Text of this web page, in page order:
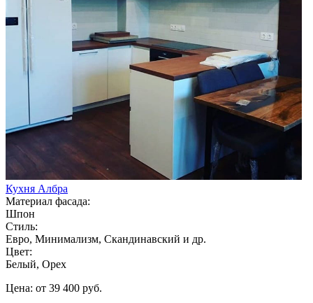
Кухня Албра
Материал фасада:
Шпон
Стиль:
Евро, Минимализм, Скандинавский и др.
Цвет:
Белый, Орех
Цена: от 39 400 руб.